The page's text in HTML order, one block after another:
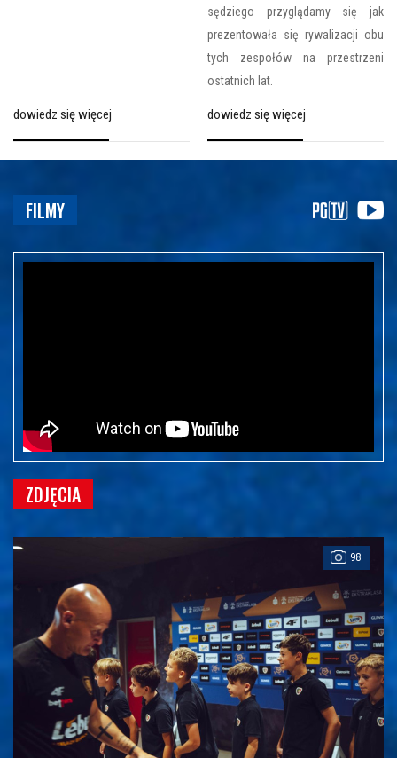
dowiedz się więcej
sędziego przyglądamy się jak
prezentowała się rywalizacji obu
tych zespołów na przestrzeni
ostatnich lat.
dowiedz się więcej
FILMY
ZDJĘCIA
98